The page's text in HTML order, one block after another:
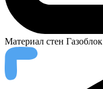
Материал стен Газоблок